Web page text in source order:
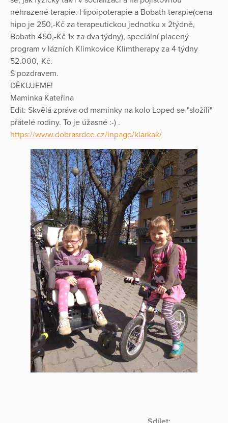
nehrazené terapie. Hipoipoterapie a Bobath terapie(cena
hipo je 250,-Kč za terapeutickou jednotku x 2týdně,
Bobath 450,-Kč 1x za dva týdny), speciální placený
program v lázních Klimkovice Klimtherapy za 4 týdny
52.000,-Kč.
S pozdravem.
DĚKUJEME!
Maminka Kateřina
Edit: Skvělá zpráva od maminky na kolo Loped se "složili"
přátelé rodiny. To je úžasné :-) .
https://www.dobrasrdce.cz/inpage/klarkak/